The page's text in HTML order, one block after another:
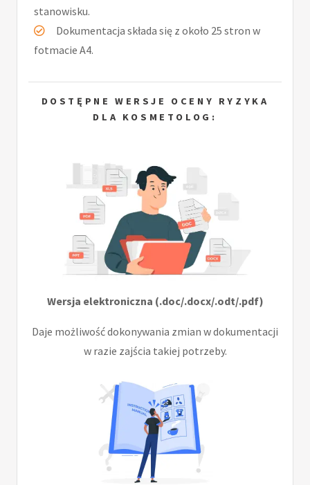
stanowisku.
Dokumentacja składa się z około 25 stron w
fotmacie A4.
DOSTĘPNE WERSJE OCENY RYZYKA
DLA KOSMETOLOG:
Wersja elektroniczna (.doc/.docx/.odt/.pdf)
Daje możliwość dokonywania zmian w dokumentacji
w razie zajścia takiej potrzeby.